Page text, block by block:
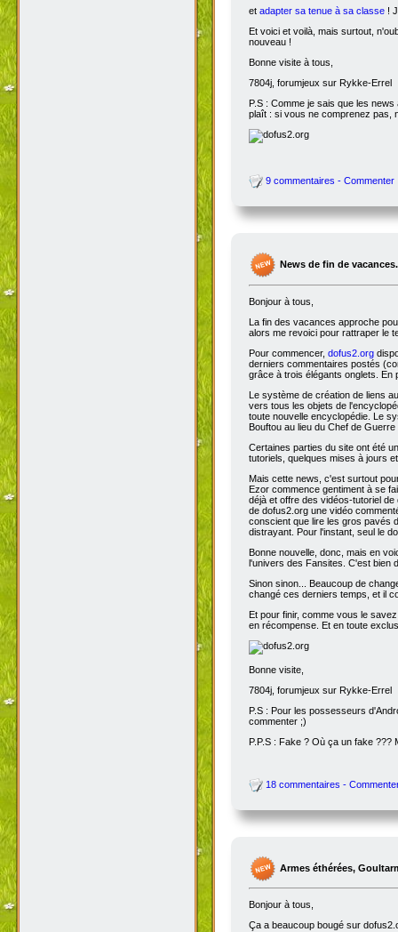
et adapter sa tenue à sa classe !
Et voici et voilà, mais surtout,
nouveau !
Bonne visite à tous,
7804j, forumjeux sur Rykke-Errel
P.S : Comme je sais que les
plaît : si vous ne comprenez pas,
9 commentaires - Commenter
News de fin de
Bonjour à tous,
La fin des vacances approche
alors me revoici pour rattraper le
Pour commencer, dofus2.org
derniers commentaires postés
grâce à trois élégants onglets. En
Le système de création de liens
vers tous les objets de
toute nouvelle encyclopédie. Le
Bouftou au lieu du Chef de
Certaines parties du site ont été
tutoriels, quelques mises à jours
Mais cette news, c'est surtout
Ezor commence gentiment à se
déjà et offre des vidéos-tutoriel
de dofus2.org une vidéo
conscient que lire les gros pavés
distrayant. Pour l'instant, seul le
Bonne nouvelle, donc, mais en
l'univers des Fansites. C'est bien
Sinon sinon... Beaucoup de
changé ces derniers temps, et il
Et pour finir, comme vous le
en récompense. Et en toute
Bonne visite,
7804j, forumjeux sur Rykke-Errel
P.S : Pour les possesseurs
commenter ;)
P.P.S : Fake ? Où ça un fake ???
18 commentaires -
Armes éthérées,
Bonjour à tous,
Ça a beaucoup bougé sur